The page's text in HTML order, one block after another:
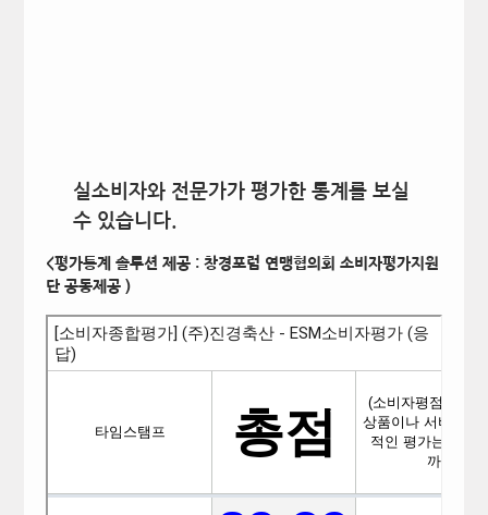
실소비자와 전문가가 평가한 통계를 보실
수 있습니다.
<평가통계 솔루션 제공 : 창경포럼 연맹협의회 소비자평가지원
단 공동제공 )